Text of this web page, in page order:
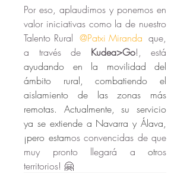
Por eso, aplaudimos y ponemos en
valor iniciativas como la de nuestro
Talento Rural @Patxi Miranda que,
a través de Kudea>Go
ayudando en la movilidad del
ámbito rural, combatiendo el
aislamiento de las zonas más
remotas. Actualmente, su servicio
ya se extiende a Navarra y Álava,
¡pero estamos convencidas de que
muy pronto llegará a otros
territorios! 🤗